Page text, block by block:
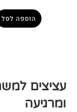
הוספה לסל
עציצים
ומרגיעה